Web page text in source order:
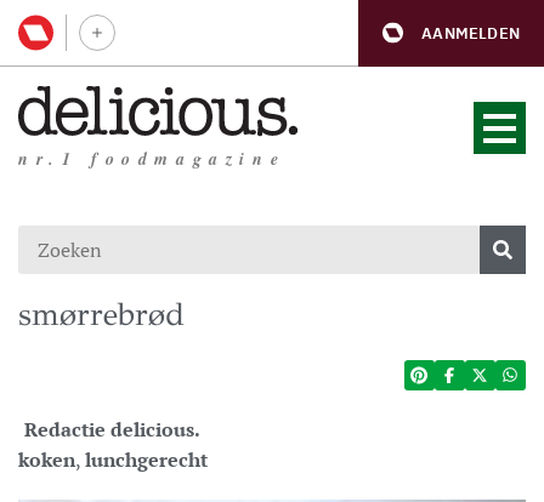
AANMELDEN
nr.1 foodmagazine
smørrebrød
Redactie delicious.
koken,lunchgerecht